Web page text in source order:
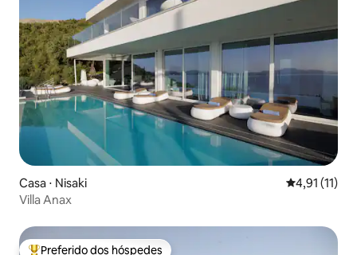
Casa ⋅ Nisaki 4,91 de uma
4,91 (11)
Villa Anax
Preferido dos hóspedes